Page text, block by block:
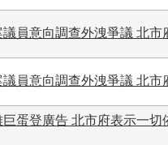
議員意向調查外洩爭議 北市
議員意向調查外洩爭議 北市
巨蛋登廣告 北市府表示一